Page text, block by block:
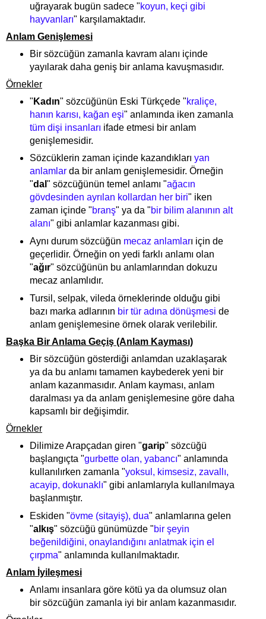
uğrayarak bugün sadece "koyun, keçi gibi
hayvanları" karşılamaktadır.
Anlam Genişlemesi
Bir sözcüğün zamanla kavram alanı içinde
yayılarak daha geniş bir anlama kavuşmasıdır.
Örnekler
" Kadın" sözcüğünün Eski Türkçede "kraliçe,
hanın karısı, kağan eşi" anlamında iken zamanla
tüm dişi insanları ifade etmesi bir anlam
genişlemesidir.
Sözcüklerin zaman içinde kazandıkları yan
anlamlarda bir anlam genişlemesidir. Örneğin
"dal " sözcüğünün temel anlamı "ağacın
gövdesinden ayrılan kollardan her biri" iken
zaman içinde "branş" ya da "bir bilim alanının alt
alanı" gibi anlamlar kazanması gibi.
Aynı durum sözcüğün mecaz anlamları için de
geçerlidir. Örneğin on yedi farklı anlamı olan
"ağır" sözcüğünün bu anlamlarından dokuzu
mecaz anlamlıdır.
Tursil, selpak, vileda örneklerinde olduğu gibi
bazı marka adlarının bir tür adına dönüşmesi de
anlam genişlemesine örnek olarak verilebilir.
Başka Bir Anlama Geçiş (Anlam Kayması)
Bir sözcüğün gösterdiği anlamdan uzaklaşarak
ya da bu anlamı tamamen kaybederek yeni bir
anlam kazanmasıdır. Anlam kayması, anlam
daralması ya da anlam genişlemesine göre daha
kapsamlı bir değişimdir.
Örnekler
Dilimize Arapçadan giren "garip" sözcüğü
başlangıçta "gurbette olan, yabancı" anlamında
kullanılırken zamanla "yoksul, kimsesiz, zavallı,
acayip, dokunaklı" gibi anlamlarıyla kullanılmaya
başlanmıştır.
Eskiden "övme (sitayiş), dua" anlamlarına gelen
"alkış" sözcüğü günümüzde "bir şeyin
beğenildiğini, onaylandığını anlatmak için el
çırpma" anlamında kullanılmaktadır.
Anlam İyileşmesi
Anlamı insanlara göre kötü ya da olumsuz olan
bir sözcüğün zamanla iyi bir anlam kazanmasıdır.